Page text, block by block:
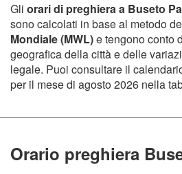
Gli orari di preghiera a Buseto
sono calcolati in base al metodo
Mondiale (MWL)e tengono conto
geografica della città e delle
legale. Puoi consultare il
per il mese di agosto 2026 nella
Orario preghiera